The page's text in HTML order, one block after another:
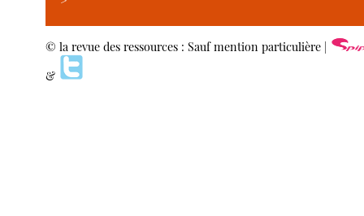
© la revue des ressources : Sauf mention particulière |
&